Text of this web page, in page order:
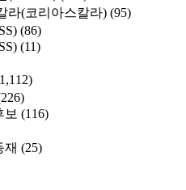
라(코리아스칼라) (95)
(86)
(11)
보 (116)
재 (25)